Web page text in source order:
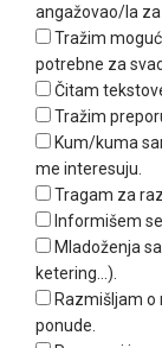
angažovao/la za
Tražim
potrebne za
Čitam
Tražim
Kum/kuma
me interesuju.
Tragam za
Informišem
Mladoženja
ketering...).
Razmišljam
ponude.